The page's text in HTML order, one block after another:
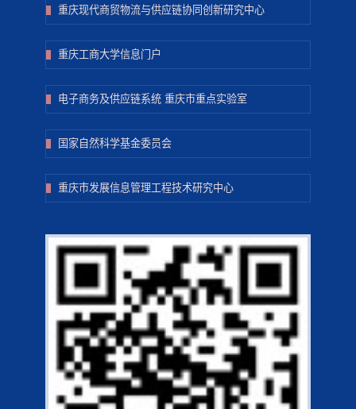
重庆现代商贸物流与供应链协同创新研究中心
重庆工商大学信息门户
电子商务及供应链系统 重庆市重点实验室
国家自然科学基金委员会
重庆市发展信息管理工程技术研究中心